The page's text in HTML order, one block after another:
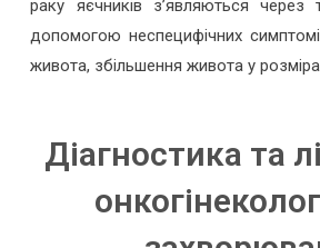
раку яєчників з’являються
допомогою неспецифічних
живота, збільшення живота у
Діагностика та